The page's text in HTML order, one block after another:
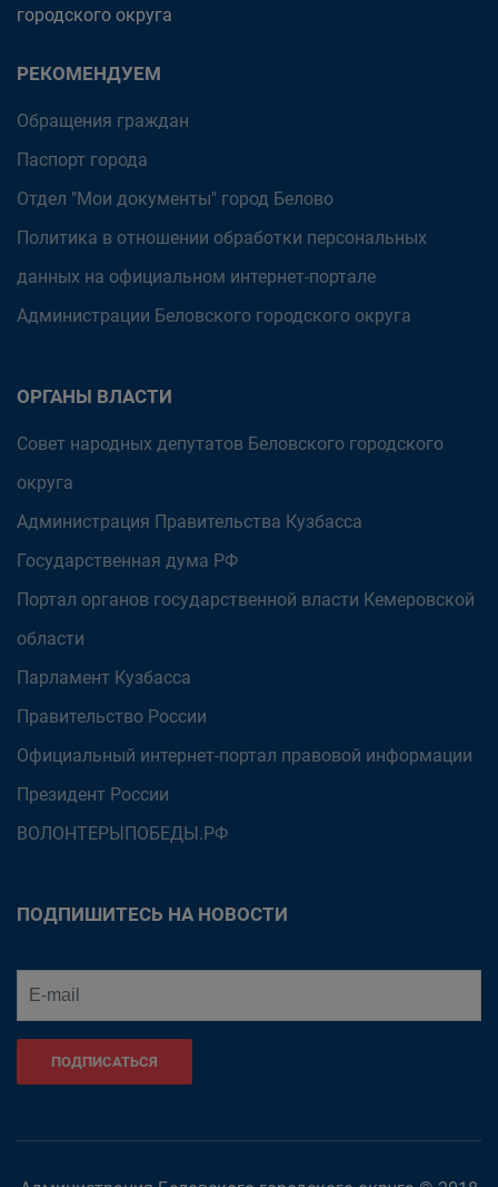
городского округа
РЕКОМЕНДУЕМ
Обращения граждан
Паспорт города
Отдел "Мои документы" город Белово
Политика в отношении обработки персональных
данных на официальном интернет-портале
Администрации Беловского городского округа
ОРГАНЫ ВЛАСТИ
Совет народных депутатов Беловского городского
округа
Администрация Правительства Кузбасса
Государственная дума РФ
Портал органов государственной власти Кемеровской
области
Парламент Кузбасса
Правительство России
Официальный интернет-портал правовой информации
Президент России
ВОЛОНТЕРЫПОБЕДЫ.РФ
ПОДПИШИТЕСЬ НА НОВОСТИ
ПОДПИСАТЬСЯ